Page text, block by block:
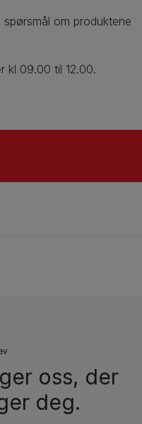
om produktene
kl 09.00 til 12.00.
oss, der
deg.